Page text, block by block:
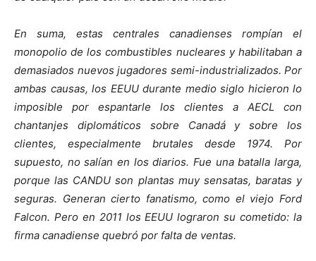
En suma, estas centrales canadienses rompían el
monopolio de los combustibles nucleares y habilitaban a
demasiados nuevos jugadores semi-industrializados. Por
ambas causas, los EEUU durante medio siglo hicieron lo
imposible por espantarle los clientes a AECL con
chantanjes diplomáticos sobre Canadá y sobre los
clientes, especialmente brutales desde 1974. Por
supuesto, no salían en los diarios. Fue una batalla larga,
porque las CANDU son plantas muy sensatas, baratas y
seguras. Generan cierto fanatismo, como el viejo Ford
Falcon. Pero en 2011 los EEUU lograron su cometido: la
firma canadiense quebró por falta de ventas.